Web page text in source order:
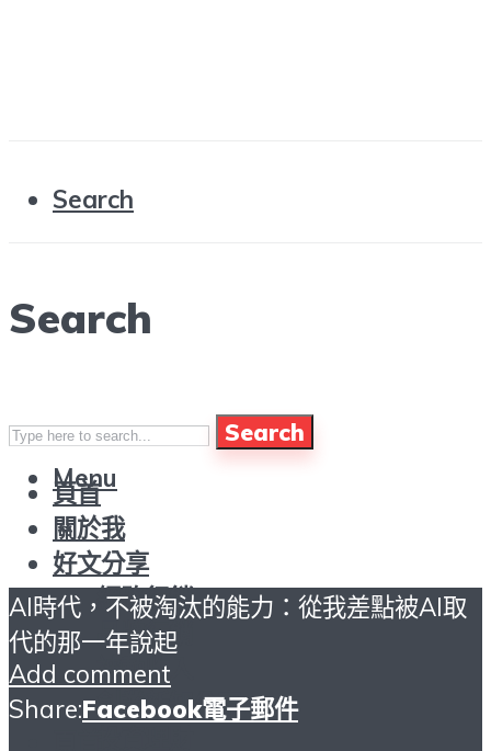
Search
Search
Search
頁首
關於我
好文分享
網路行銷
品牌行銷
被動收入
創業新知分享
Menu
AI時代，不被淘汰的能力：從我差點被AI取
代的那一年說起
Add comment
Share:Facebook電子郵件